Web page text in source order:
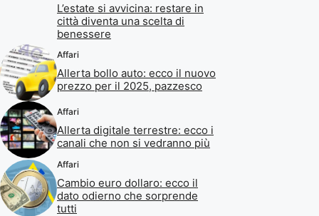
L’estate si avvicina: restare in
città diventa una scelta di
benessere
Affari
Allerta bollo auto: ecco il nuovo
prezzo per il 2025, pazzesco
Affari
Allerta digitale terrestre: ecco i
canali che non si vedranno più
Affari
Cambio euro dollaro: ecco il
dato odierno che sorprende
tutti